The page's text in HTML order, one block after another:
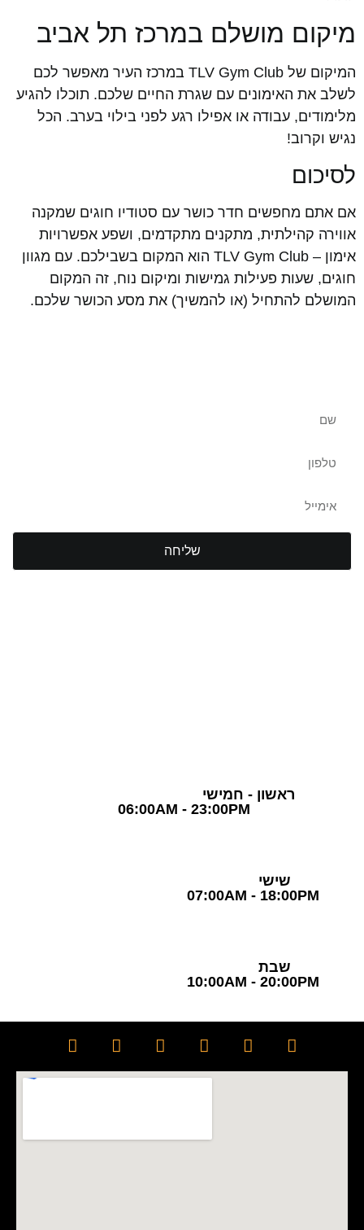
מיקום מושלם במרכז תל אביב
המיקום של TLV Gym Club במרכז העיר מאפשר לכם
לשלב את האימונים עם שגרת החיים שלכם. תוכלו להגיע
מלימודים, עבודה או אפילו רגע לפני בילוי בערב. הכל
נגיש וקרוב!
לסיכום
אם אתם מחפשים חדר כושר עם סטודיו חוגים שמקנה
אווירה קהילתית, מתקנים מתקדמים, ושפע אפשרויות
אימון – TLV Gym Club הוא המקום בשבילכם. עם מגוון
חוגים, שעות פעילות גמישות ומיקום נוח, זה המקום
המושלם להתחיל (או להמשיך) את מסע הכושר שלכם.
שליחה
ראשון - חמישי
שישי
07:00AM - 18:00PM
שבת
10:00AM - 20:00PM